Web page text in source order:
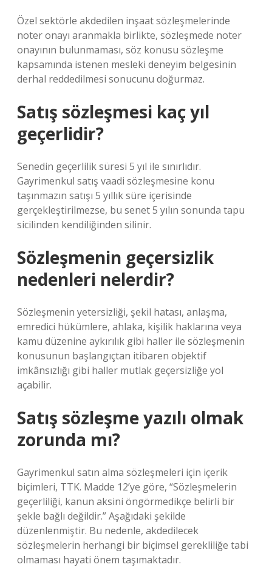
Özel sektörle akdedilen inşaat sözleşmelerinde
noter onayı aranmakla birlikte, sözleşmede noter
onayının bulunmaması, söz konusu sözleşme
kapsamında istenen mesleki deneyim belgesinin
derhal reddedilmesi sonucunu doğurmaz.
Satış sözleşmesi kaç yıl
geçerlidir?
Senedin geçerlilik süresi 5 yıl ile sınırlıdır.
Gayrimenkul satış vaadi sözleşmesine konu
taşınmazın satışı 5 yıllık süre içerisinde
gerçekleştirilmezse, bu senet 5 yılın sonunda tapu
sicilinden kendiliğinden silinir.
Sözleşmenin geçersizlik
nedenleri nelerdir?
Sözleşmenin yetersizliği, şekil hatası, anlaşma,
emredici hükümlere, ahlaka, kişilik haklarına veya
kamu düzenine aykırılık gibi haller ile sözleşmenin
konusunun başlangıçtan itibaren objektif
imkânsızlığı gibi haller mutlak geçersizliğe yol
açabilir.
Satış sözleşme yazılı olmak
zorunda mı?
Gayrimenkul satın alma sözleşmeleri için içerik
biçimleri, TTK. Madde 12’ye göre, “Sözleşmelerin
geçerliliği, kanun aksini öngörmedikçe belirli bir
şekle bağlı değildir.” Aşağıdaki şekilde
düzenlenmiştir. Bu nedenle, akdedilecek
sözleşmelerin herhangi bir biçimsel gerekliliğe tabi
olmaması hayati önem taşımaktadır.